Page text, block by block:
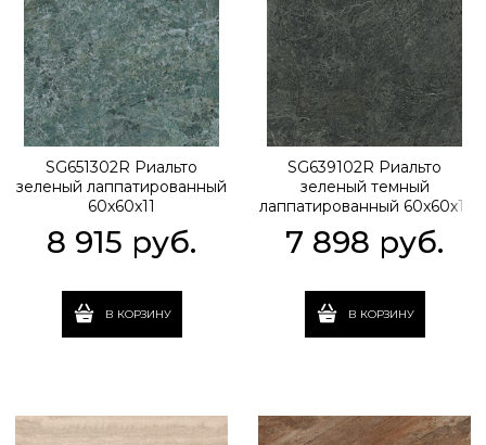
SG651302R Риальто
зеленый лаппатированный
60x60x11
8 915 руб.
В КОРЗИНУ
SG639102R Риальто
зеленый темный
лаппатированный 60x60x11
7 898 руб.
В КОРЗИНУ